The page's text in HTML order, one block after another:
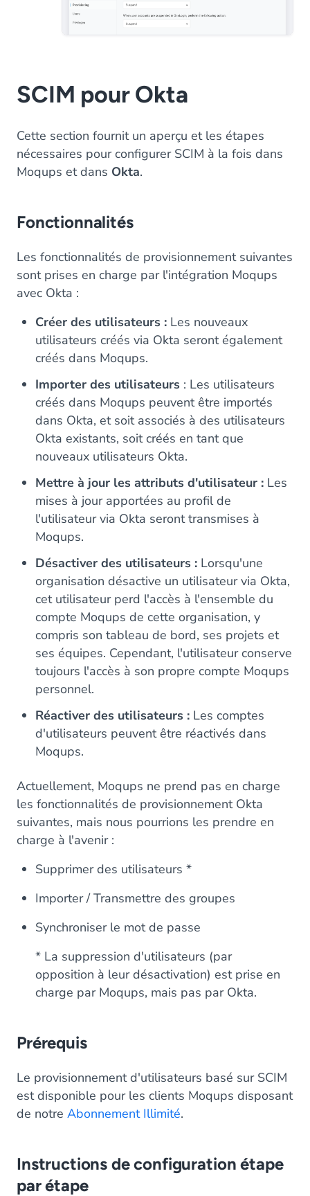
SCIM pour Okta
Cette section fournit un aperçu et les étapes
nécessaires pour configurer SCIM à la fois dans
Moqups et dans Okta.
Fonctionnalités
Les fonctionnalités de provisionnement suivantes
sont prises en charge par l'intégration Moqups
avec Okta :
Créer des utilisateurs : Les nouveaux
utilisateurs créés via Okta seront également
créés dans Moqups.
Importer des utilisateurs : Les utilisateurs
créés dans Moqups peuvent être importés
dans Okta, et soit associés à des utilisateurs
Okta existants, soit créés en tant que
nouveaux utilisateurs Okta.
Mettre à jour les attributs d'utilisateur : Les
mises à jour apportées au profil de
l'utilisateur via Okta seront transmises à
Moqups.
Désactiver des utilisateurs : Lorsqu'une
organisation désactive un utilisateur via Okta,
cet utilisateur perd l'accès à l'ensemble du
compte Moqups de cette organisation, y
compris son tableau de bord, ses projets et
ses équipes. Cependant, l'utilisateur conserve
toujours l'accès à son propre compte Moqups
personnel.
Réactiver des utilisateurs : Les comptes
d'utilisateurs peuvent être réactivés dans
Moqups.
Actuellement, Moqups ne prend pas en charge
les fonctionnalités de provisionnement Okta
suivantes, mais nous pourrions les prendre en
charge à l'avenir :
Supprimer des utilisateurs *
Importer / Transmettre des groupes
Synchroniser le mot de passe
* La suppression d'utilisateurs (par
opposition à leur désactivation) est prise en
charge par Moqups, mais pas par Okta.
Prérequis
Le provisionnement d'utilisateurs basé sur SCIM
est disponible pour les clients Moqups disposant
de notre Abonnement Illimité.
Instructions de configuration étape
par étape